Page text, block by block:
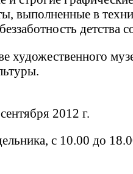
выполненные в
детства
художественного
2012 г.
с 10.00 до